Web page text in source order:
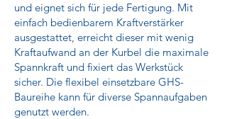
und eignet sich für jede Fertigung. Mit
einfach bedienbarem Kraftverstärker
ausgestattet, erreicht dieser mit wenig
Kraftaufwand an der Kurbel die maximale
Spannkraft und fixiert das Werkstück
sicher. Die flexibel einsetzbare GHS-
Baureihe kann für diverse Spannaufgaben
genutzt werden.